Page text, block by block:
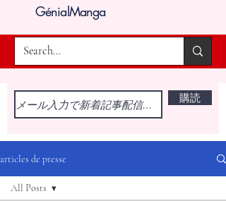
GénialManga
購読
articles de presse
All Posts